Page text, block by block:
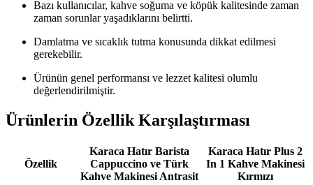
Bazı kullanıcılar, kahve soğuma ve köpük kalitesinde zaman
zaman sorunlar yaşadıklarını belirtti.
Damlatma ve sıcaklık tutma konusunda dikkat edilmesi
gerekebilir.
Ürünün genel performansı ve lezzet kalitesi olumlu
değerlendirilmiştir.
Ürünlerin Özellik Karşılaştırması
Özellik
Karaca Hatır Barista
Cappuccino ve Türk
Kahve Makinesi Antrasit
Karaca Hatır Plus 2
In 1 Kahve Makinesi
Kırmızı